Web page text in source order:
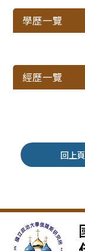
學歷一覽
經歷一覽
回上頁